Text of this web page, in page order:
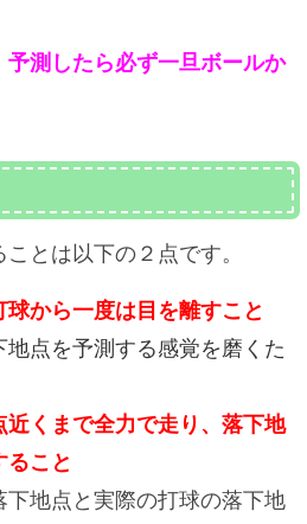
予測したら必ず一旦ボールか
とは以下の２点です。
球から一度は目を離すこと
点を予測する感覚を磨くた
近くまで全力で走り、落下地
ること
地点と実際の打球の落下地